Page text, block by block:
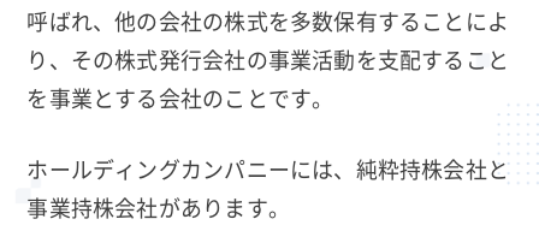
呼ばれ、他の会社の株式を多数保有することによ
り、その株式発行会社の事業活動を支配すること
を事業とする会社のことです。
ホールディングカンパニーには、純粋持株会社と
事業持株会社があります。